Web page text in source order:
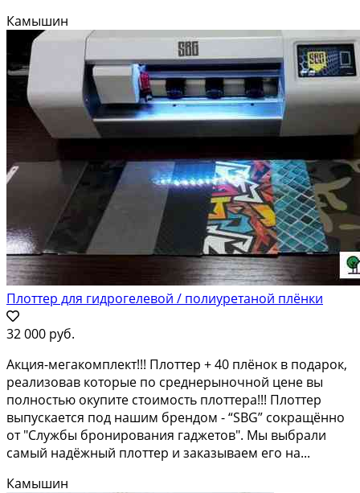
Камышин
Плоттер для гидрогелевой / полиуретаной плёнки
32 000 руб.
Акция-мегакомплект!!! Плоттер + 40 плёнок в подарок,
реализовав которые по среднерыночной цене вы
полностью окупите стоимость плоттера!!! Плоттер
выпускается под нашим брендом - “SBG” сокращённо
от "Службы бронирования гаджетов". Мы выбрали
самый надёжный плоттер и заказываем его на...
Камышин